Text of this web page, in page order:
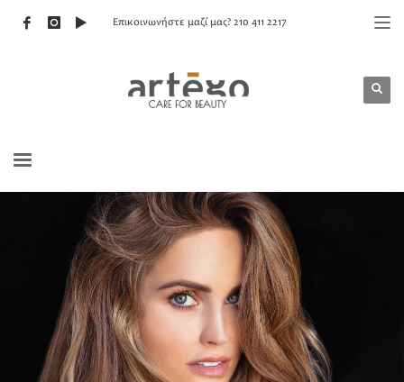
Επικοινωνήστε μαζί μας? 210 411 2217